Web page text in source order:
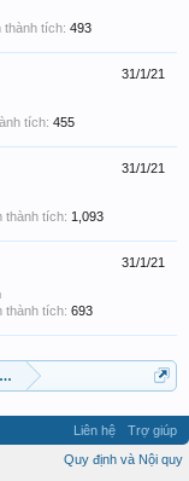
thành tích: 493
31/1/21
tích: 455
31/1/21
thành tích: 1,093
31/1/21
thành tích: 693
Lô
Liên hệ
Trợ giúp
Quy định và Nội quy